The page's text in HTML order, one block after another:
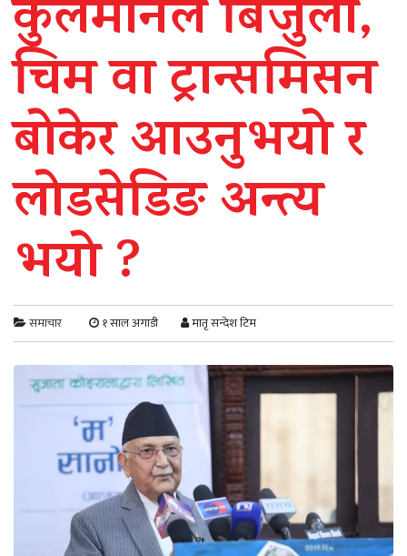
कुलमानले बिजुली,
चिम वा ट्रान्समिसन
बोकेर आउनुभयो र
लोडसेडिङ अन्त्य
भयो ?
समाचार १ साल अगाडी मातृ सन्देश टिम